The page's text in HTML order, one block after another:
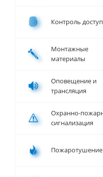
Контроль
Монтажные
материалы
Оповещение и
трансляция
Охранно-
сигнализация
Пожаротушение